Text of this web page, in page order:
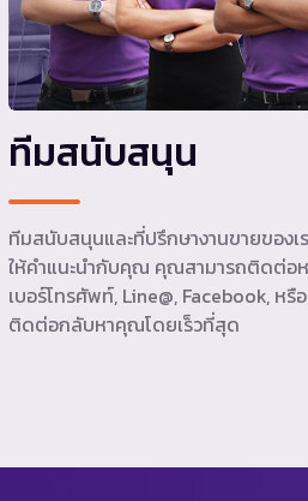
ทีมสนับสนุน
ทีมสนับสนุนและที่ปรึกษางานขายของเ
ให้คำแนะนำกับคุณ คุณสามารถติดต่อห
เบอร์โทรศัพท์, Line@, Facebook, ห
ติดต่อกลับหาคุณโดยเร็วที่สุด